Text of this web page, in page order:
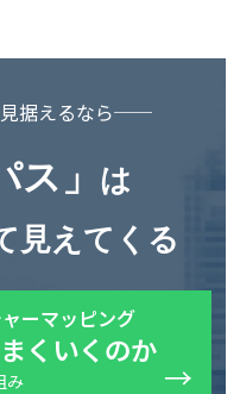
見据えるなら──
ス」 は
見えてくる
ーマッピング
くいくのか
み